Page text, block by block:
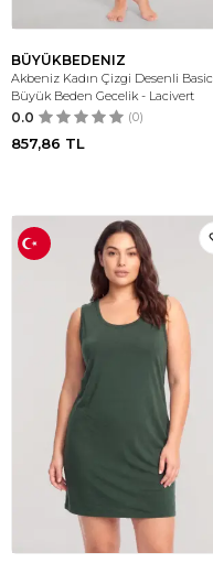
BÜYÜKBEDENIZ
Akbeniz Kadın Çizgi Desenli Basic
Büyük Beden Gecelik - Lacivert
0.0 (0)
857,86 TL